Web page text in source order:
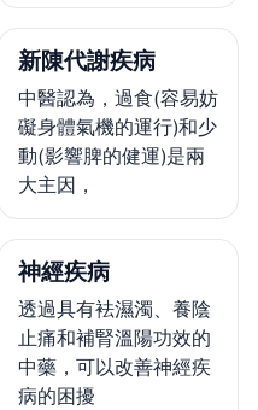
新陳代謝疾病
中醫認為，過食(容易妨
礙身體氣機的運行)和少
動(影響脾的健運)是兩
大主因，
神經疾病
透過具有袪濕濁、養陰
止痛和補腎溫陽功效的
中藥，可以改善神經疾
病的困擾